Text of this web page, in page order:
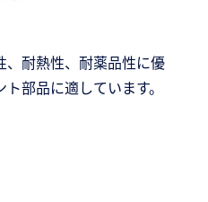
耐熱性、耐薬品性に優
部品に適しています。